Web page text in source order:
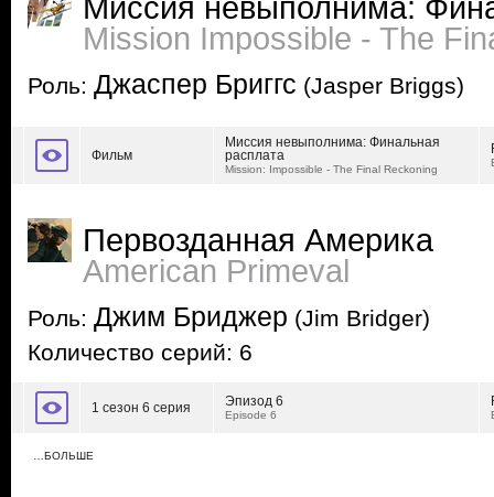
Миссия невыполнима:
Mission Impossible - The
Роль: Джаспер Бриггс (Jasper Briggs)
Фильм
Миссия невыполнима: Финальная
расплата
Mission: Impossible - The Final Reckoning
Первозданная Америка
American Primeval
Роль: Джим Бриджер (Jim Bridger)
Количество серий: 6
1 сезон 6 серия Эпизод 6
Episode 6
…БОЛЬШЕ